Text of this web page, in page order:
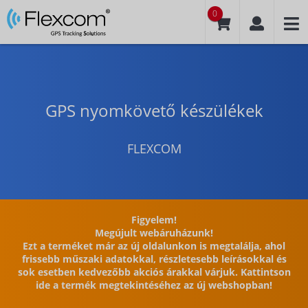
0
GPS nyomkövető készülékek
FLEXCOM
Figyelem!
Megújult webáruházunk!
Ezt a terméket már az új oldalunkon is megtalálja, ahol
frissebb műszaki adatokkal, részletesebb leírásokkal és
sok esetben kedvezőbb akciós árakkal várjuk. Kattintson
ide a termék megtekintéséhez az új webshopban!